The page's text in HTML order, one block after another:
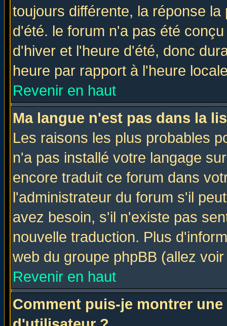
toujours différente, la réponse
d'été. le forum n'a pas été
d'hiver et l'heure d'été, donc
heure par rapport à l'heure
Revenir en haut
Ma langue n'est pas dans la
Les raisons les plus probables
n'a pas installé votre langage
encore traduit ce forum dans
l'administrateur du forum s'il
avez besoin, s'il n'existe pas
nouvelle traduction. Plus
web du groupe phpBB (allez
Revenir en haut
Comment puis-je montrer